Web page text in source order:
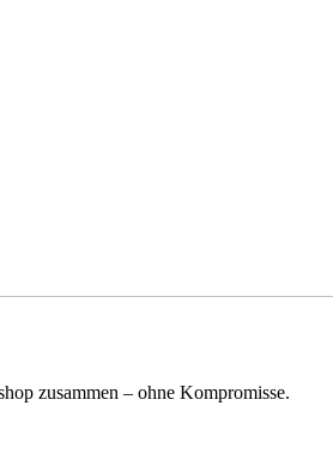
zusammen – ohne Kompromisse.